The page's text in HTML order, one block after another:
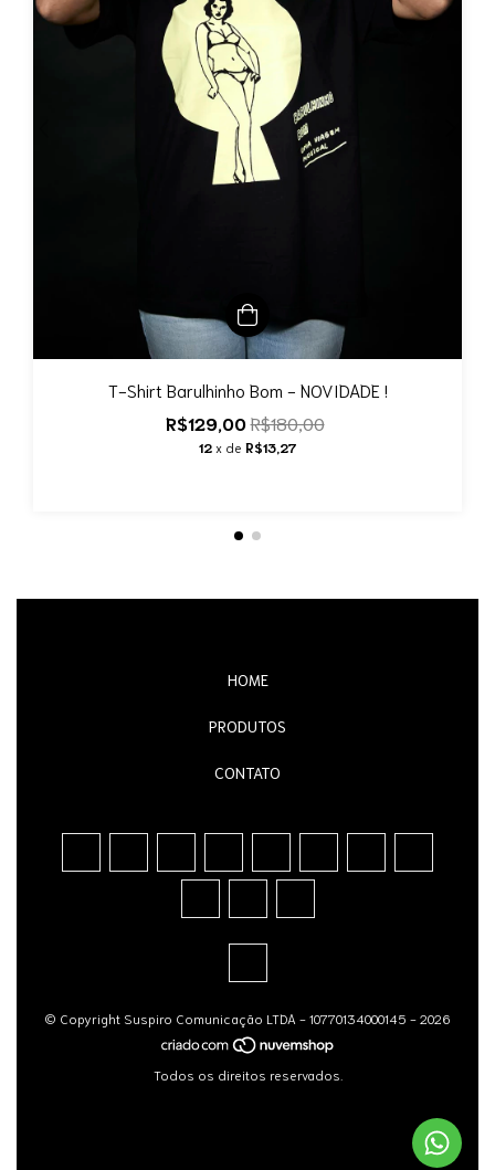
T-Shirt Barulhinho Bom - NOVIDADE !
R$129,00R$180,00
12 x de R$13,27
HOME
PRODUTOS
CONTATO
© Copyright Suspiro Comunicação LTDA - 10770134000145 - 2026
Todos os direitos reservados.